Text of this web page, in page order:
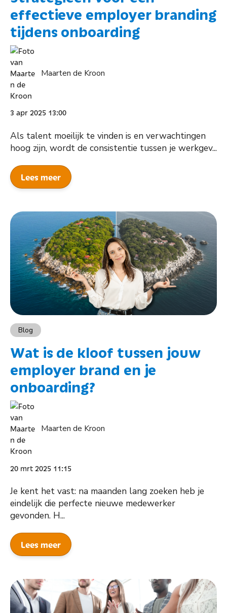
effectieve employer branding
tijdens onboarding
Maarten de Kroon
3 apr 2025 13:00
Als talent moeilijk te vinden is en verwachtingen
hoog zijn, wordt de consistentie tussen je werkgev...
Lees meer
Blog
Wat is de kloof tussen jouw
employer brand en je
onboarding?
Maarten de Kroon
20 mrt 2025 11:15
Je kent het vast: na maanden lang zoeken heb je
eindelijk die perfecte nieuwe medewerker
gevonden. H...
Lees meer